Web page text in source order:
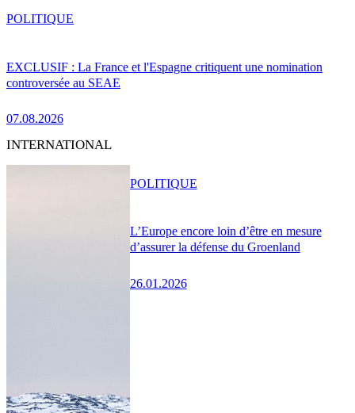
EXCLUSIF : La France et l'Espagne critiquent une nomination
controversée au SEAE
07.08.2026
POLITIQUE
INTERNATIONAL
L’Europe encore loin d’être en mesure
d’assurer la défense du Groenland
26.01.2026
POLITIQUE